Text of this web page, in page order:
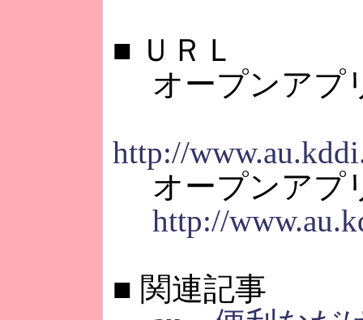
■ ＵＲＬ
オープンアプ
http://
オープンアプ
http://
■ 関連記事